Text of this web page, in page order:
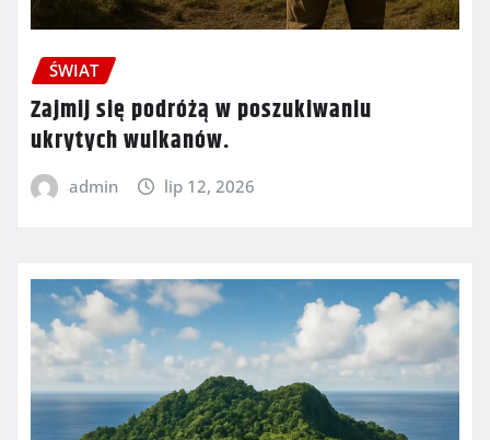
ŚWIAT
Zajmij się podróżą w poszukiwaniu
ukrytych wulkanów.
admin lip 12, 2026